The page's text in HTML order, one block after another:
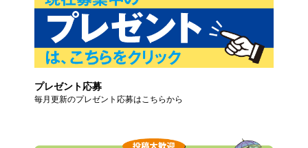
プレゼント応募
毎月更新のプレゼント応募はこちらから